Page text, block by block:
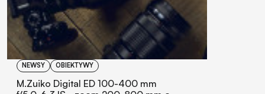
NEWSY OBIEKTYWY
M.Zuiko Digital ED 100-400 mm